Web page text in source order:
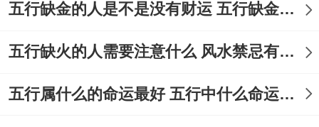
吉时:凌晨1-3点（丑时）、中午11-1点（午
时）。
适合人群：此日格外标明“宜理发”、适合所
五行缺金的人是不是没有财运 五行缺金的人命运好不好
五行缺火的人需要注意什么 风水禁忌有哪些
五行属什么的命运最好 五行中什么命运势旺盛